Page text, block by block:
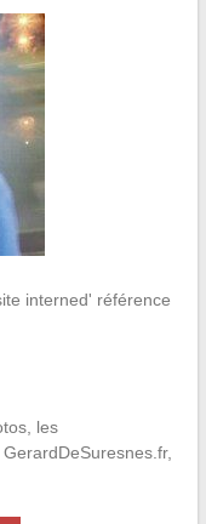
interned' référence
les